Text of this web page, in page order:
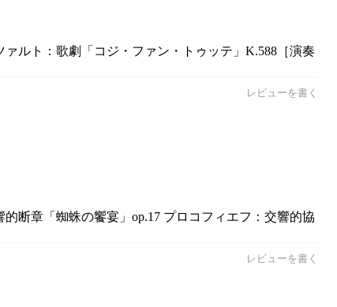
ルト：歌劇「コジ・ファン・トゥッテ」K.588［演奏
レビューを書く
断章「蜘蛛の饗宴」op.17 プロコフィエフ：交響的協
レビューを書く